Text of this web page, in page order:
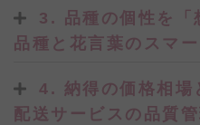
3. 品種の個性を「
品種と花言葉のスマ
4. 納得の価格相場
配送サービスの品質管